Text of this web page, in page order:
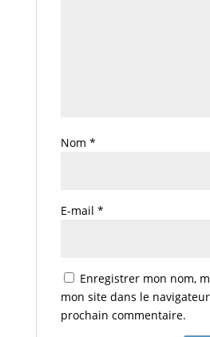
Nom *
E-mail *
Enregistrer mon nom,
mon site dans le
prochain commentaire.